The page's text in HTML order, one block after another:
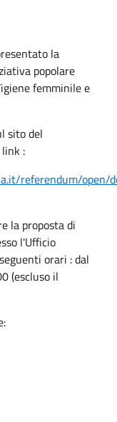
la
popolare
femminile e
sito del
:
referendum/open/
la proposta di
l'Ufficio
orari : dal
(escluso il